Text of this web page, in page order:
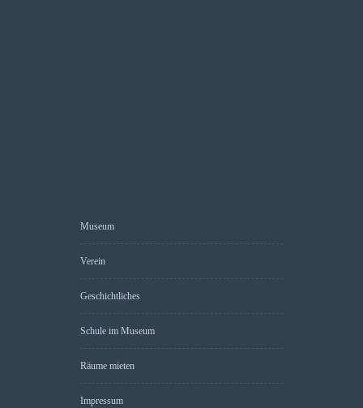
Museum
Verein
Geschichtliches
Schule im Museum
Räume mieten
Impressum